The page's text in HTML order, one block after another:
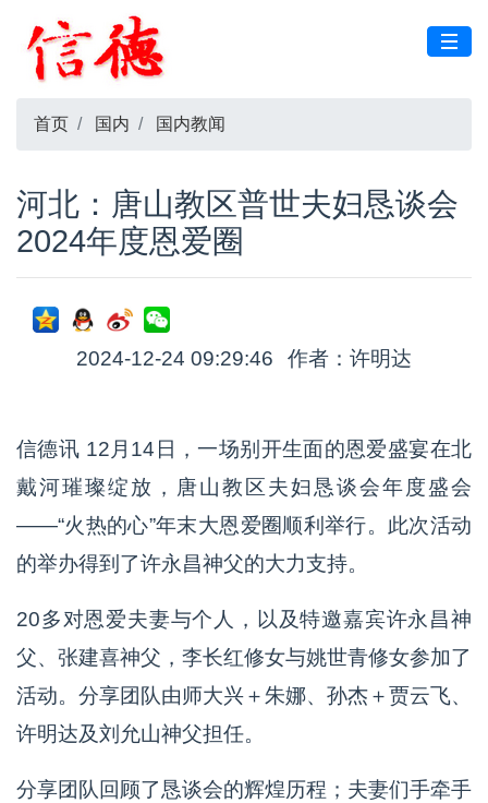
首页 国内 国内教闻
河北：唐山教区普世夫妇恳谈会
2024年度恩爱圈
2024-12-24 09:29:46 作者：许明达
信德讯 12月14日，一场别开生面的恩爱盛宴在北
戴河璀璨绽放，唐山教区夫妇恳谈会年度盛会
——“火热的心”年末大恩爱圈顺利举行。此次活动
的举办得到了许永昌神父的大力支持。
20多对恩爱夫妻与个人，以及特邀嘉宾许永昌神
父、张建喜神父，李长红修女与姚世青修女参加了
活动。分享团队由师大兴＋朱娜、孙杰＋贾云飞、
许明达及刘允山神父担任。
分享团队回顾了恳谈会的辉煌历程；夫妻们手牵手